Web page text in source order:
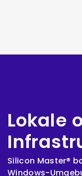
Lokale
Silicon Master®
Windows-